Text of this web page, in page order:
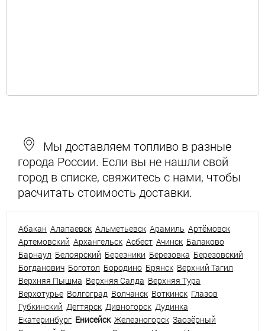
Мы доставляем топливо в разные
города России. Если вы не нашли свой
город в списке, свяжитесь с нами, чтобы
расчитать стоимость доставки.
Абакан Алапаевск Альметьевск Арамиль Артёмовск
Артемовский Архангельск Асбест Ачинск Балаково
Барнаул Белоярский Березники Березовка Березовский
Богданович Боготол Бородино Брянск Верхний Тагил
Верхняя Пышма Верхняя Салда Верхняя Тура
Верхотурье Волгоград Волчанск Воткинск Глазов
Губкинский Дегтярск Дивногорск Дудинка
Екатеринбург Енисейск Железногорск Заозёрный